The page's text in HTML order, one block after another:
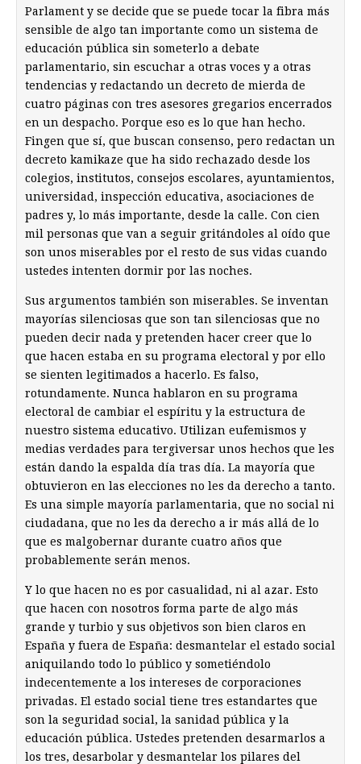
Parlament y se decide que se puede tocar la fibra más
sensible de algo tan importante como un sistema de
educación pública sin someterlo a debate
parlamentario, sin escuchar a otras voces y a otras
tendencias y redactando un decreto de mierda de
cuatro páginas con tres asesores gregarios encerrados
en un despacho. Porque eso es lo que han hecho.
Fingen que sí, que buscan consenso, pero redactan un
decreto kamikaze que ha sido rechazado desde los
colegios, institutos, consejos escolares, ayuntamientos,
universidad, inspección educativa, asociaciones de
padres y, lo más importante, desde la calle. Con cien
mil personas que van a seguir gritándoles al oído que
son unos miserables por el resto de sus vidas cuando
ustedes intenten dormir por las noches.
Sus argumentos también son miserables. Se inventan
mayorías silenciosas que son tan silenciosas que no
pueden decir nada y pretenden hacer creer que lo
que hacen estaba en su programa electoral y por ello
se sienten legitimados a hacerlo. Es falso,
rotundamente. Nunca hablaron en su programa
electoral de cambiar el espíritu y la estructura de
nuestro sistema educativo. Utilizan eufemismos y
medias verdades para tergiversar unos hechos que les
están dando la espalda día tras día. La mayoría que
obtuvieron en las elecciones no les da derecho a tanto.
Es una simple mayoría parlamentaria, que no social ni
ciudadana, que no les da derecho a ir más allá de lo
que es malgobernar durante cuatro años que
probablemente serán menos.
Y lo que hacen no es por casualidad, ni al azar. Esto
que hacen con nosotros forma parte de algo más
grande y turbio y sus objetivos son bien claros en
España y fuera de España: desmantelar el estado social
aniquilando todo lo público y sometiéndolo
indecentemente a los intereses de corporaciones
privadas. El estado social tiene tres estandartes que
son la seguridad social, la sanidad pública y la
educación pública. Ustedes pretenden desarmarlos a
los tres, desarbolar y desmantelar los pilares del